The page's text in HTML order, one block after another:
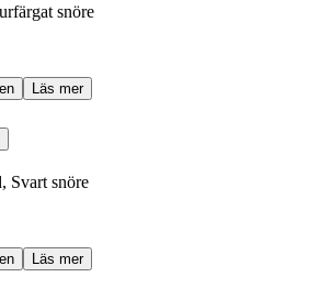
snöre
Läs mer
Svart snöre
Läs mer